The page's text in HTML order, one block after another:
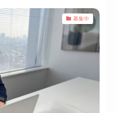
募集中